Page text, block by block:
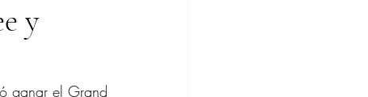
y
ganar el Grand